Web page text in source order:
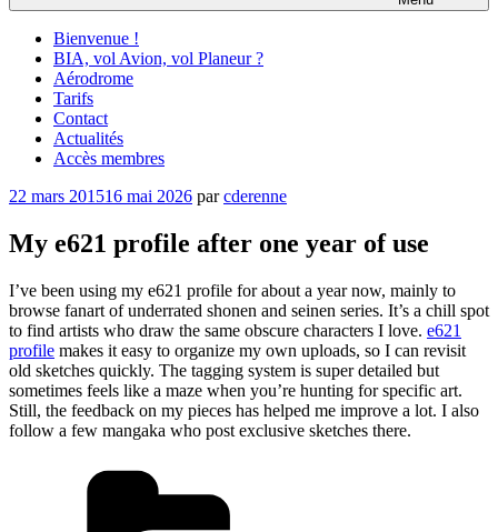
Bienvenue !
BIA, vol Avion, vol Planeur ?
Aérodrome
Tarifs
Contact
Actualités
Accès membres
Publié
22 mars 201516 mai 2026 parcderenne
My e621 profile after one year of use
I’ve been using my e621 profile for about a year now, mainly to
browse fanart of underrated shonen and seinen series. It’s a chill spot
to find artists who draw the same obscure characters I love. e621
profile makes it easy to organize my own uploads, so I can revisit
old sketches quickly. The tagging system is super detailed but
sometimes feels like a maze when you’re hunting for specific art.
Still, the feedback on my pieces has helped me improve a lot. I also
follow a few mangaka who post exclusive sketches there.